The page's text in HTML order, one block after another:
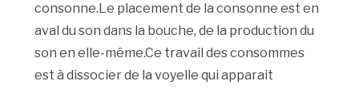
consonne.Le placement de la consonne est en
aval du son dans la bouche, de la production du
son en elle-même.Ce travail des consommes
est à dissocier de la voyelle qui apparait